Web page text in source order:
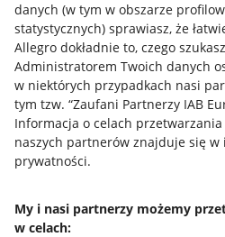
danych (w tym w obszarze
statystycznych) sprawiasz, że
Allegro dokładnie to, czego
Administratorem Twoich danych
w niektórych przypadkach nasi
tym tzw. “Zaufani Partnerzy IAB
Informacja o celach
naszych partnerów znajduje się
prywatności.
My i nasi partnerzy możemy
w celach:
Przydatne informacje
Jak to działa
Allegro Gadane dla sprzedających